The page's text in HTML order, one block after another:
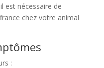
est nécessaire de
chez votre animal
: